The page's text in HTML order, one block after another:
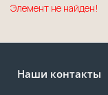
Элемент не найден!
Наши контакты